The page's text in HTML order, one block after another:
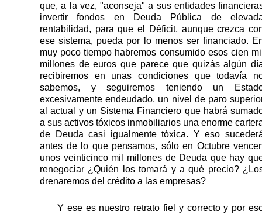
que, a la vez, "aconseja" a sus entidades
invertir fondos en Deuda Pública de
rentabilidad, para que el Déficit, aunque crezca
ese sistema, pueda por lo menos ser financiado.
muy poco tiempo habremos consumido esos cien
millones de euros que parece que quizás algún
recibiremos en unas condiciones que todavía
sabemos, y seguiremos teniendo un
excesivamente endeudado, un nivel de paro
al actual y un Sistema Financiero que habrá
a sus activos tóxicos inmobiliarios una enorme
de Deuda casi igualmente tóxica. Y eso
antes de lo que pensamos, sólo en Octubre
unos veinticinco mil millones de Deuda que hay
renegociar ¿Quién los tomará y a qué precio?
drenaremos del crédito a las empresas?
Y ese es nuestro retrato fiel y correcto y por